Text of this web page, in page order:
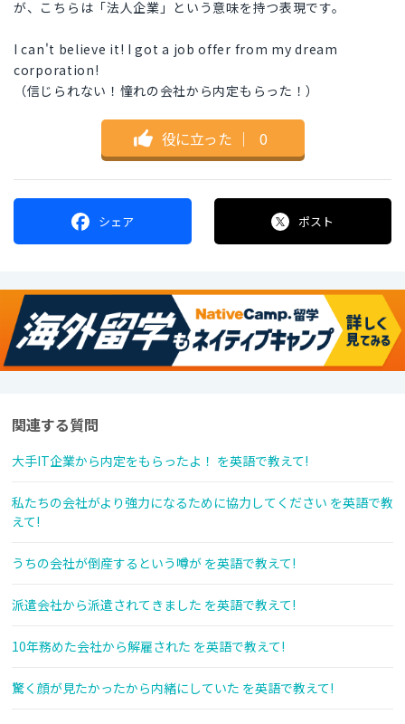
が、こちらは「法人企業」という意味を持つ表現です。
I can't believe it! I got a job offer from my dream
corporation!
（信じられない！憧れの会社から内定もらった！）
役に立った ｜ 0
シェア ポスト
関連する質問
大手IT企業から内定をもらったよ！ を英語で教えて!
私たちの会社がより強力になるために協力してください を英語で教
えて!
うちの会社が倒産するという噂が を英語で教えて!
派遣会社から派遣されてきました を英語で教えて!
10年務めた会社から解雇された を英語で教えて!
驚く顔が見たかったから内緒にしていた を英語で教えて!